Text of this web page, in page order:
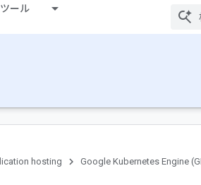
ール
hosting
Google Kubernetes Engine